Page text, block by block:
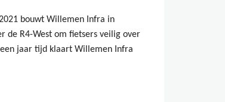
bouwt Willemen Infra in
de R4-West om fietsers veilig over
jaar tijd klaart Willemen Infra